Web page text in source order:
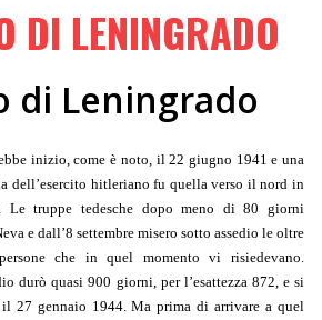
DI LENINGRADO
di Leningrado
inizio, come è noto, il 22 giugno 1941 e una
dell’esercito hitleriano fu quella verso il nord in
Le truppe tedesche dopo meno di 80 giorni
e dall’8 settembre misero sotto assedio le oltre
che in quel momento vi risiedevano.
durò quasi 900 giorni, per l’esattezza 872, e si
27 gennaio 1944. Ma prima di arrivare a quel